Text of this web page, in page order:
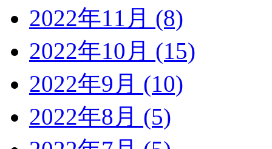
2022年11月 (8)
2022年10月 (15)
2022年9月 (10)
2022年8月 (5)